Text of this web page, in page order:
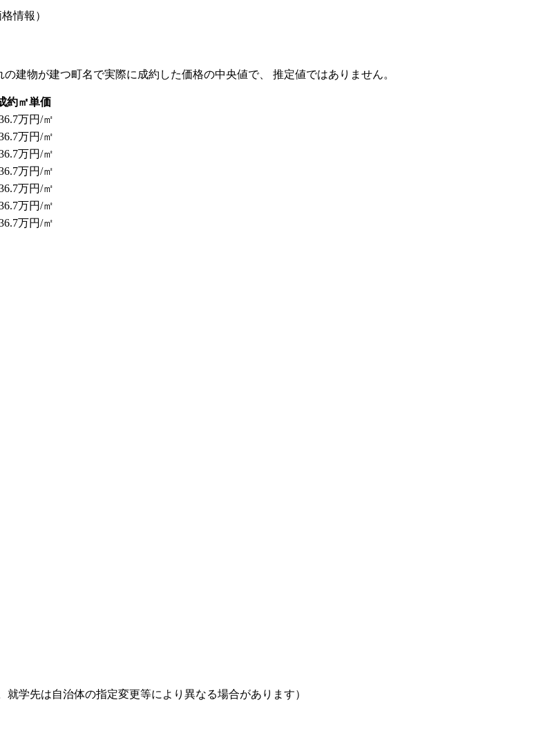
情報）
建物が建つ町名で実際に成約した価格の中央値で、 推定値ではありません。
約㎡単価
万円/㎡
万円/㎡
万円/㎡
万円/㎡
万円/㎡
万円/㎡
万円/㎡
就学先は自治体の指定変更等により異なる場合があります）